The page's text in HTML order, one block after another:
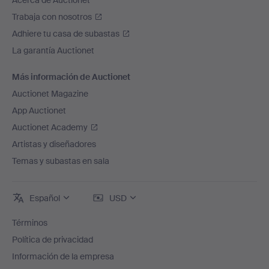
Trabaja con nosotros
Adhiere tu casa de subastas
La garantía Auctionet
Más información de Auctionet
Auctionet Magazine
App Auctionet
Auctionet Academy
Artistas y diseñadores
Temas y subastas en sala
Español USD
Términos
Política de privacidad
Información de la empresa